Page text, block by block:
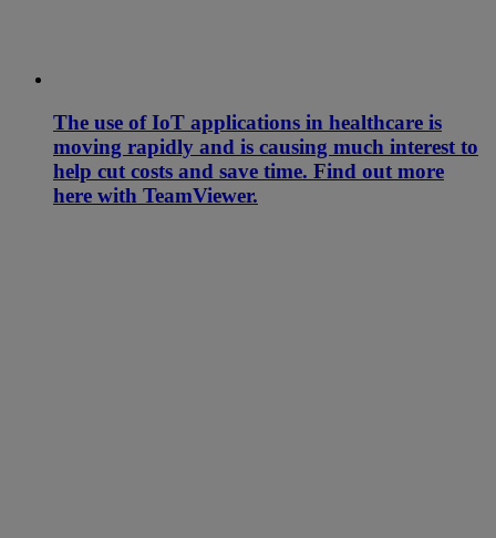
The use of IoT applications in healthcare is
moving rapidly and is causing much interest to
help cut costs and save time. Find out more
here with TeamViewer.